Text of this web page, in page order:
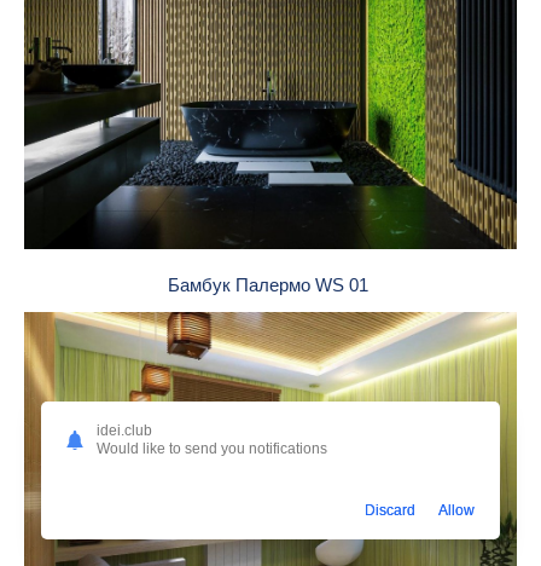
Бамбук Палермо WS 01
idei.club
Would like to send you notifications
Discard Allow